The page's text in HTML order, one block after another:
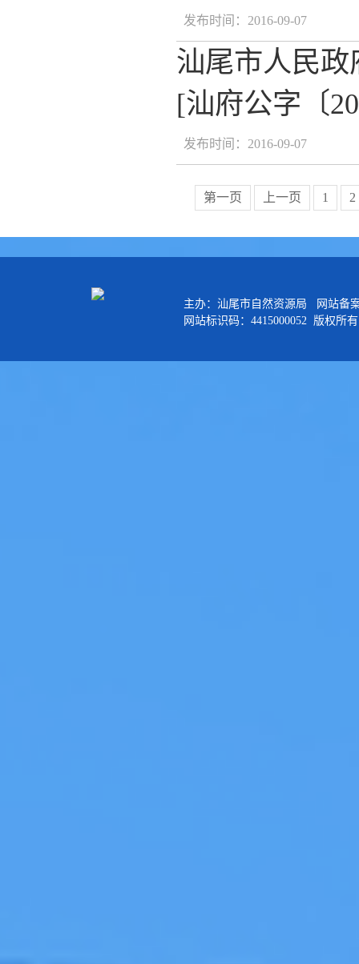
发布时间：2016-09-07
汕尾市人民
[汕府公字〔
发布时间：2016-09-07
第一页 上一页 1 2
主办：汕尾市自然资源局 网站备
网站标识码：4415000052 版权所